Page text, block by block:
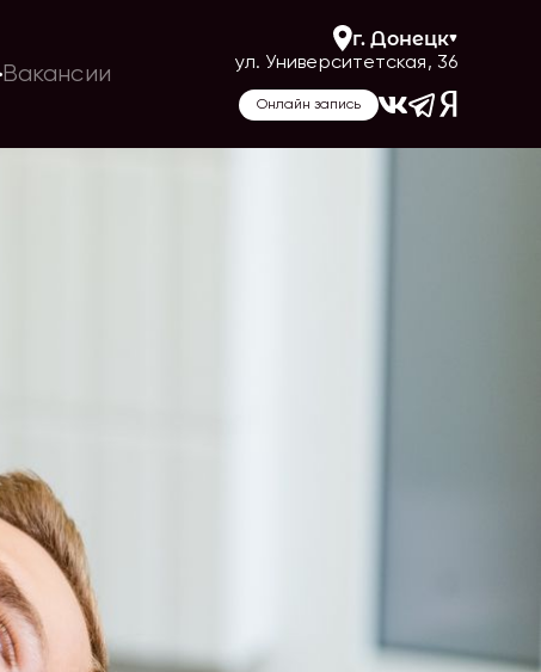
Вакансии
г. Донецк
ул. Университетская, 36
Онлайн запись